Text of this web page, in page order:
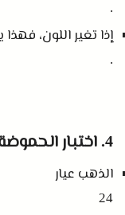
.
إذا تغير اللون،
.
4. اختبار
الذهب عيار
24